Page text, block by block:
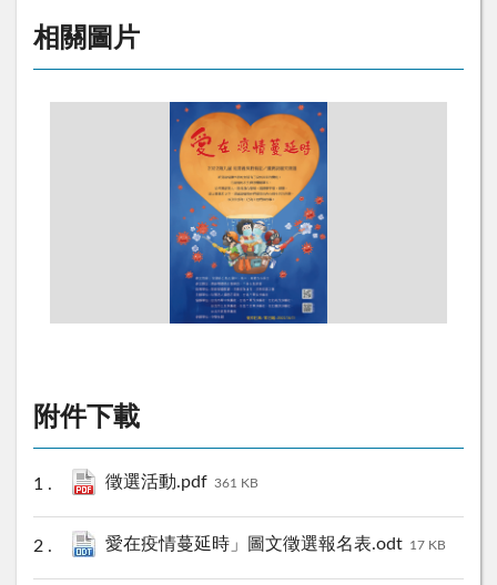
相關圖片
附件下載
徵選活動.pdf 361 KB
愛在疫情蔓延時」圖文徵選報名表.odt 17 KB